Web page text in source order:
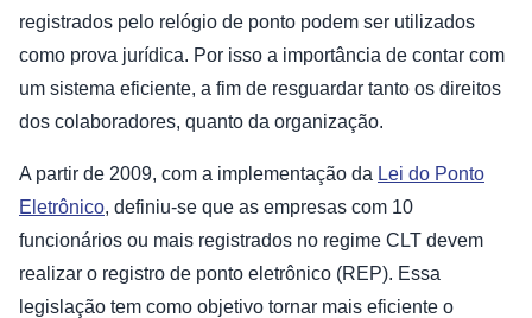
registrados pelo relógio de ponto podem ser utilizados
como prova jurídica. Por isso a importância de contar com
um sistema eficiente, a fim de resguardar tanto os direitos
dos colaboradores, quanto da organização.
A partir de 2009, com a implementação da Lei do Ponto
Eletrônico, definiu-se que as empresas com 10
funcionários ou mais registrados no regime CLT devem
realizar o registro de ponto eletrônico (REP). Essa
legislação tem como objetivo tornar mais eficiente o